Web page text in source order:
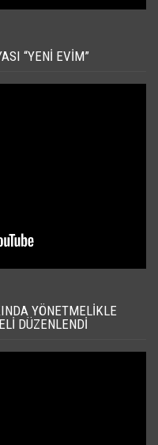
“YENI EVIM”
YÖNETMELIKLE
DÜZENLENDI